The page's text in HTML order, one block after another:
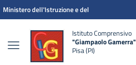
Vai ai contenuti
Vai al menu di navigazione
Vai al footer
Ministero dell'Istruzione e del
Istituto Comprensivo
"Giampaolo Gamerra"
Pisa (PI)